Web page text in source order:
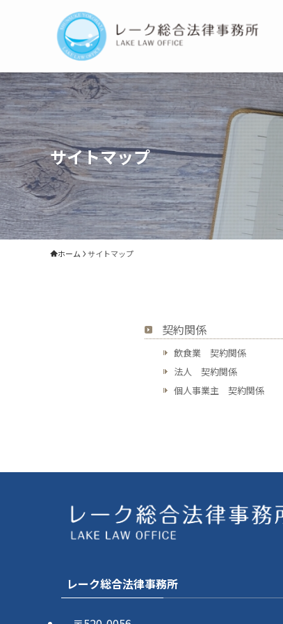
サイトマップ
ホーム サイトマップ
契約関係
飲食業 契約関係
法人 契約関係
個人事業主 契約関係
レーク総合法律事務所